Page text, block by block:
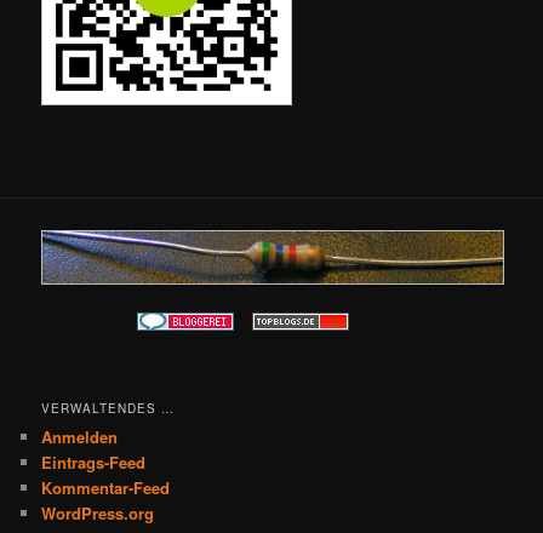
VERWALTENDES …
Anmelden
Eintrags-Feed
Kommentar-Feed
WordPress.org